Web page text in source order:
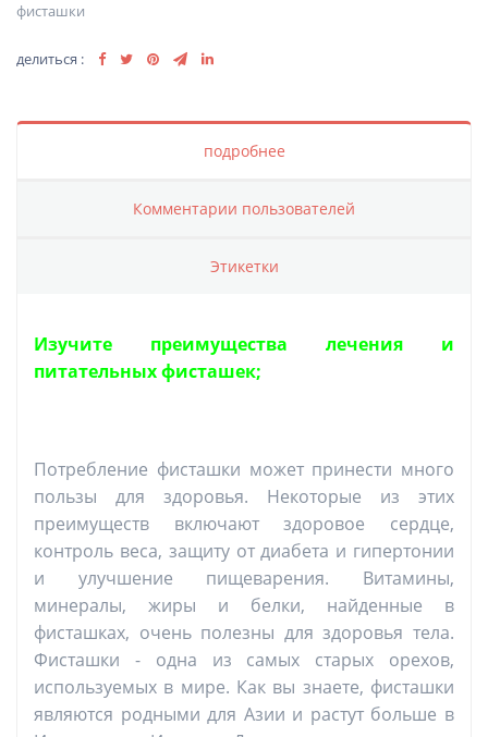
фисташки
делиться :
подробнее
Комментарии пользователей
Этикетки
Изучите преимущества лечения и
питательных фисташек;
Потребление фисташки может принести много
пользы для здоровья. Некоторые из этих
преимуществ включают здоровое сердце,
контроль веса, защиту от диабета и гипертонии
и улучшение пищеварения. Витамины,
минералы, жиры и белки, найденные в
фисташках, очень полезны для здоровья тела.
Фисташки - одна из самых старых орехов,
используемых в мире. Как вы знаете, фисташки
являются родными для Азии и растут больше в